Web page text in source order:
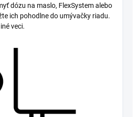
dózu na maslo, FlexSystem alebo
ich pohodlne do umývačky riadu.
veci.